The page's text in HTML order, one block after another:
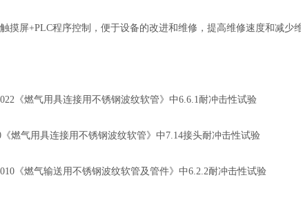
摸屏+PLC程序控制，便于设备的改进和维修，提高维修速度和减少
《燃气用具连接用不锈钢波纹软管》中6.6.1耐冲击性试验
燃气用具连接用不锈钢波纹软管》中7.14接头耐冲击性试验
《燃气输送用不锈钢波纹软管及管件》中6.2.2耐冲击性试验